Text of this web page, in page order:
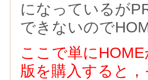
になっているが
できないので
ここで単に
版を購入すると